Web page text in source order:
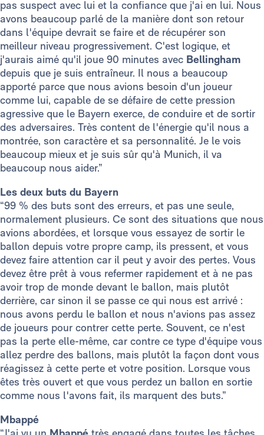
pas suspect avec lui et la confiance que j'ai en lui. Nous
avons beaucoup parlé de la manière dont son retour
dans l'équipe devrait se faire et de récupérer son
meilleur niveau progressivement. C'est logique, et
j'aurais aimé qu'il joue 90 minutes avec Bellingham
depuis que je suis entraîneur. Il nous a beaucoup
apporté parce que nous avions besoin d'un joueur
comme lui, capable de se défaire de cette pression
agressive que le Bayern exerce, de conduire et de sortir
des adversaires. Très content de l'énergie qu'il nous a
montrée, son caractère et sa personnalité. Je le vois
beaucoup mieux et je suis sûr qu'à Munich, il va
beaucoup nous aider.”
Les deux buts du Bayern
“99 % des buts sont des erreurs, et pas une seule,
normalement plusieurs. Ce sont des situations que nous
avions abordées, et lorsque vous essayez de sortir le
ballon depuis votre propre camp, ils pressent, et vous
devez faire attention car il peut y avoir des pertes. Vous
devez être prêt à vous refermer rapidement et à ne pas
avoir trop de monde devant le ballon, mais plutôt
derrière, car sinon il se passe ce qui nous est arrivé :
nous avons perdu le ballon et nous n'avions pas assez
de joueurs pour contrer cette perte. Souvent, ce n'est
pas la perte elle-même, car contre ce type d'équipe vous
allez perdre des ballons, mais plutôt la façon dont vous
réagissez à cette perte et votre position. Lorsque vous
êtes très ouvert et que vous perdez un ballon en sortie
comme nous l'avons fait, ils marquent des buts.”
Mbappé